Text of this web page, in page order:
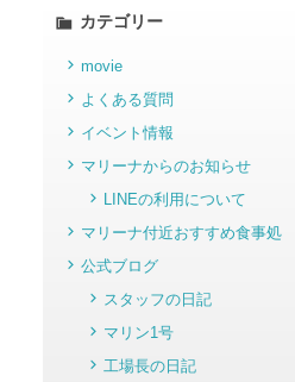
カテゴリー
movie
よくある質問
イベント情報
マリーナからのお知らせ
LINEの利用について
マリーナ付近おすすめ食事処
公式ブログ
スタッフの日記
マリン1号
工場長の日記